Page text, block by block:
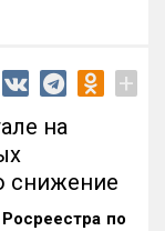
+
на
снижение
по